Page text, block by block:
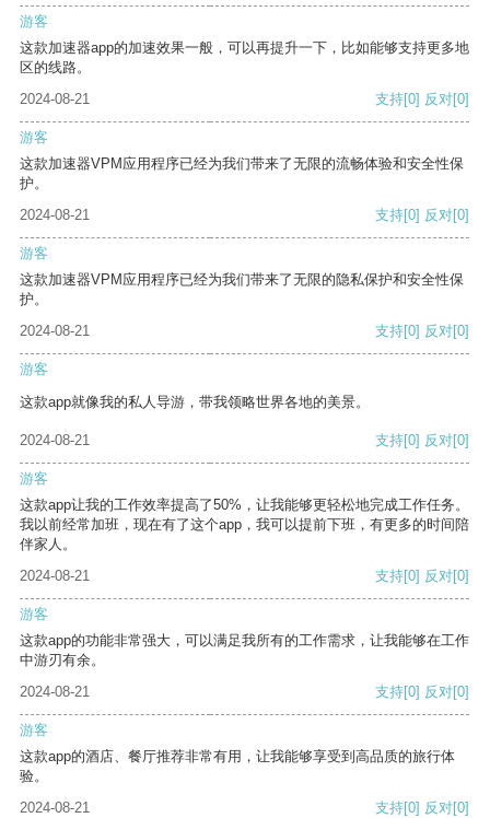
游客
这款加速器app的加速效果一般，可以再提升一下，比如能够支持更多地
区的线路。
2024-08-21
支持[0] 反对[0]
游客
这款加速器VPM应用程序已经为我们带来了无限的流畅体验和安全性保
护。
2024-08-21
支持[0] 反对[0]
游客
这款加速器VPM应用程序已经为我们带来了无限的隐私保护和安全性保
护。
2024-08-21
支持[0] 反对[0]
游客
这款app就像我的私人导游，带我领略世界各地的美景。
2024-08-21 支持[0] 反对[0]
游客
这款app让我的工作效率提高了50%，让我能够更轻松地完成工作任务。
我以前经常加班，现在有了这个app，我可以提前下班，有更多的时间陪
伴家人。
2024-08-21
支持[0] 反对[0]
游客
这款app的功能非常强大，可以满足我所有的工作需求，让我能够在工作
中游刃有余。
2024-08-21
支持[0] 反对[0]
游客
这款app的酒店、餐厅推荐非常有用，让我能够享受到高品质的旅行体
验。
2024-08-21
支持[0] 反对[0]